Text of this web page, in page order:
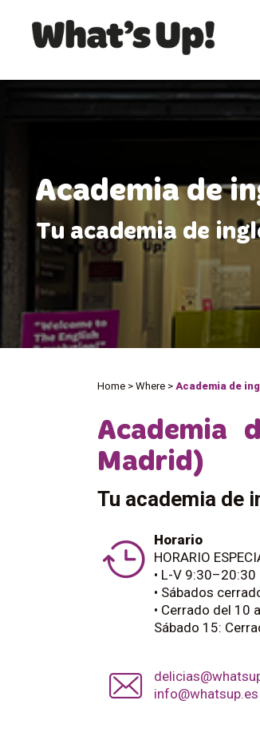
Academia de
Tu academia de
Home > Where > Academia de
Academia
Madrid)
Tu academia de
Horario
HORARIO
• L-V 9:30–20:30
• Sábados
• Cerrado del 10
Sábado 15:
info@whatsup.es